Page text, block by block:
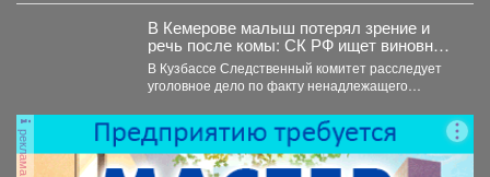
В Кемерове малыш потерял зрение и
речь после комы: СК РФ ищет виновных
в искалеченном детстве
В Кузбассе Следственный комитет расследует
уголовное дело по факту ненадлежащего
мальчику....
реклама